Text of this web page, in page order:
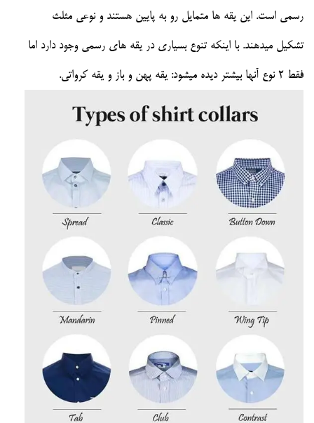
رسمی است. این یقه ها متمایل رو به پایین هستند و نوعی مثلث
تشکیل میدهند. با اینکه تنوع بسیاری در یقه های رسمی وجود دارد اما
فقط 2 نوع آنها بیشتر دیده میشود: یقه پهن و باز و یقه کرواتی.